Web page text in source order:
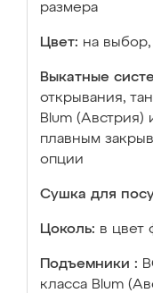
размера
Цвет: на
Выкатные
открывания,
Blum (Австрия)
плавным
опции
Сушка для
Цоколь: в цвет
Подъемники :
класса Blum